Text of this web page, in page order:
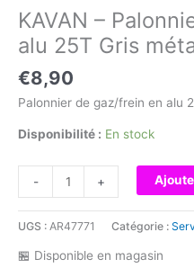
KAVAN –
alu 25T Gris
€8,90
Palonnier de gaz/frein en alu
Disponibilité : En stock
-
de
KAVAN
-
Palonnier
+
UGS : AR47771 Catégorie :
🏪 Disponible en magasin